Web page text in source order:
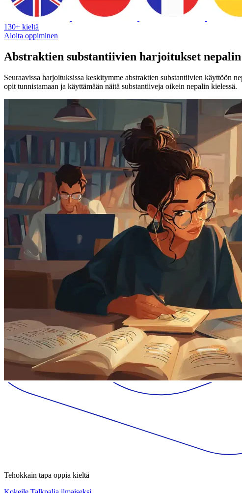
130+ kieltä
Aloita oppiminen
Abstraktien substantiivien harjoitukset
Seuraavissa harjoituksissa keskitymme abstraktien substantiivien käyttöön
opit tunnistamaan ja käyttämään näitä substantiiveja oikein nepalin kielessä.
Tehokkain tapa oppia kieltä